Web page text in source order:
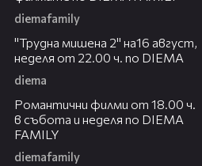
diemafamily
"Трудна мишена 2" на16 август,
неделя от 22.00 ч. по DIEMA
diema
Романтични филми от 18.00 ч.
в събота и неделя по DIEMA
FAMILY
diemafamily